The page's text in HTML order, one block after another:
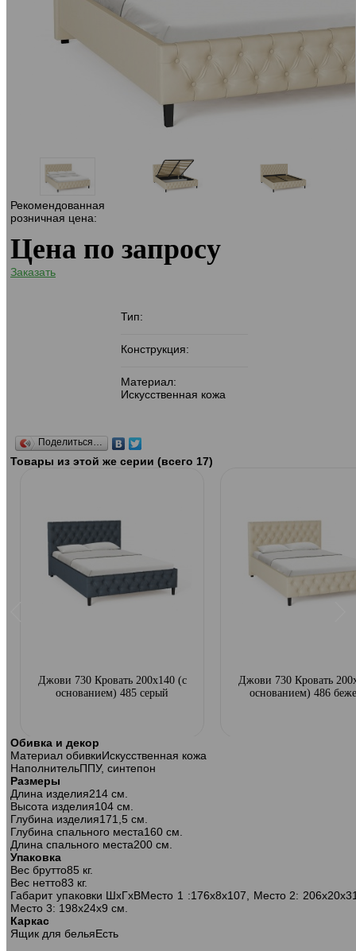
Рекомендованная
розничная цена:
Цена по запросу
Заказать
Тип:
Конструкция:
Материал:
Искусственная кожа
Поделиться…
Товары из этой же серии (всего 17)
Джови 730 Кровать 200х140 (с
основанием) 485 серый
Джови 730 Кровать
основанием) 486
Обивка и декор
Материал обивкиИскусственная кожа
НаполнительППУ, синтепон
Размеры
Длина изделия214 см.
Высота изделия104 см.
Глубина изделия171,5 см.
Глубина спального места160 см.
Длина спального места200 см.
Упаковка
Вес брутто85 кг.
Вес нетто83 кг.
Габарит упаковки ШхГхВМесто 1 :176х8х107, Место 2:
Место 3: 198х24х9 см.
Каркас
Ящик для бельяЕсть